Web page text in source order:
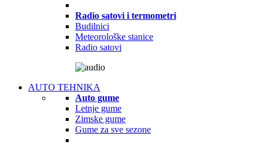
Radio satovi i termometri
Budilnici
Meteorološke stanice
Radio satovi
AUTO TEHNIKA
Auto gume
Letnje gume
Zimske gume
Gume za sve sezone